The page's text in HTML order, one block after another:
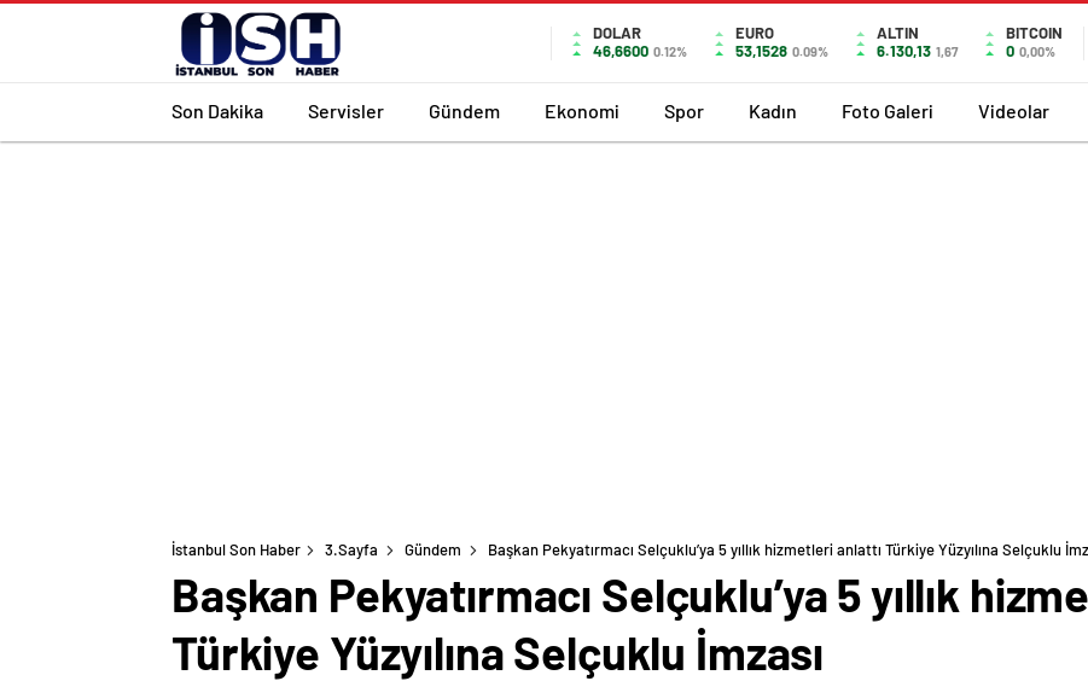
DOLAR
46,6600 0.12%
EURO
53,1528 0.09%
ALTIN
6.130,13 1,67
BITCOIN
0 0,00%
Son Dakika Servisler Gündem Ekonomi Spor Kadın Foto Galeri Videolar
İstanbul Son Haber 3.Sayfa Gündem Başkan Pekyatırmacı Selçuklu’ya 5 yıllık hizmetleri anlattı Türkiye Yüzyılına Selçuklu
Başkan Pekyatırmacı Selçuklu’ya 5 yıllık
Türkiye Yüzyılına Selçuklu İmzası